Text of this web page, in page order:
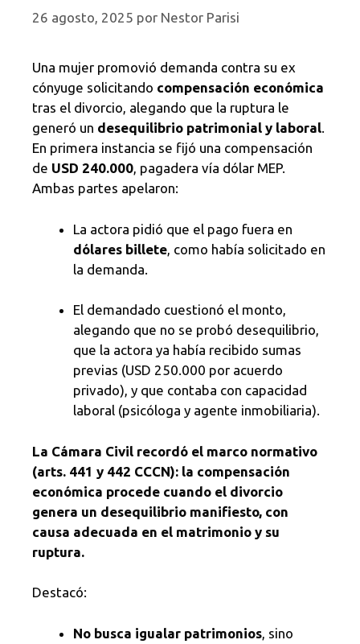
26 agosto, 2025 por Nestor Parisi
Una mujer promovió demanda contra su ex
cónyuge solicitando compensación económica
tras el divorcio, alegando que la ruptura le
generó un desequilibrio patrimonial y laboral.
En primera instancia se fijó una compensación
de USD 240.000, pagadera vía dólar MEP.
Ambas partes apelaron:
La actora pidió que el pago fuera en
dólares billete , como había solicitado en
la demanda.
El demandado cuestionó el monto,
alegando que no se probó desequilibrio,
que la actora ya había recibido sumas
previas (USD 250.000 por acuerdo
privado), y que contaba con capacidad
laboral (psicóloga y agente inmobiliaria).
La Cámara Civil recordó el marco normativo
(arts. 441 y 442 CCCN): la compensación
económica procede cuando el divorcio
genera un desequilibrio manifiesto, con
causa adecuada en el matrimonio y su
ruptura.
Destacó:
No busca igualar patrimonios , sino